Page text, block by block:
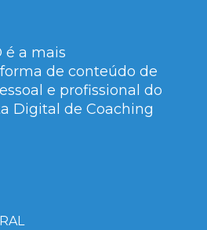
é a mais
de conteúdo de
e profissional do
Digital de Coaching